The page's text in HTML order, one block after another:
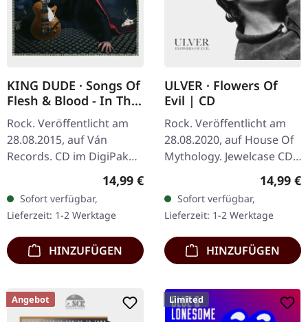
KING DUDE · Songs Of
Flesh & Blood - In The
Key Of Light | DIGI
Rock. Veröffentlicht am
28.08.2015, auf Ván
Records. CD im DigiPak
mit Poster. King Dude
liefert mit "Songs Of Flesh
& Blood - In The Key Of
Light"…
Regulärer Preis:
14,99 €
Sofort verfügbar,
Lieferzeit: 1-2 Werktage
HINZUFÜGEN
ULVER · Flowers Of
Evil | CD
Rock. Veröffentlicht am
28.08.2020, auf House Of
Mythology. Jewelcase CD,
24-seitiges Booklet. In
ihrem neuesten Werk
trotzen Ulver weiterhin
den…
14,99 €
Sofort verfügbar,
Lieferzeit: 1-2 Werktage
HINZUFÜGEN
Angebot Limited